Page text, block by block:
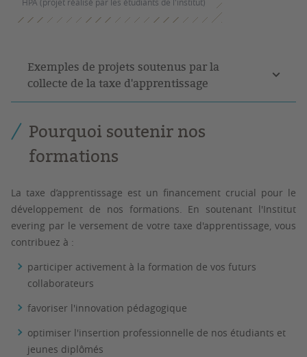
Exemples de projets soutenus par la
collecte de la taxe d'apprentissage
Pourquoi soutenir nos
formations
La taxe d’apprentissage est un financement crucial pour le
développement de nos formations. En soutenant l'Institut
evering par le versement de votre taxe d'apprentissage, vous
contribuez à :
participer activement à la formation de vos futurs
collaborateurs
favoriser l'innovation pédagogique
optimiser l'insertion professionnelle de nos étudiants et
jeunes diplômés